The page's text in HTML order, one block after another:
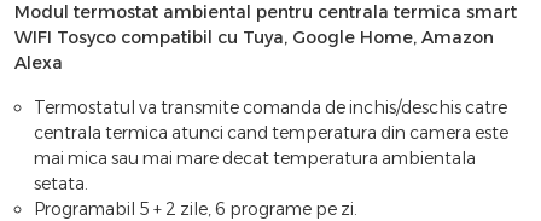
Modul termostat ambiental pentru centrala termica smart
WIFI Tosyco compatibil cu Tuya, Google Home, Amazon
Alexa
Termostatul va transmite comanda de inchis/deschis catre
centrala termica atunci cand temperatura din camera este
mai mica sau mai mare decat temperatura ambientala
setata.
Programabil 5 + 2 zile, 6 programe pe zi.